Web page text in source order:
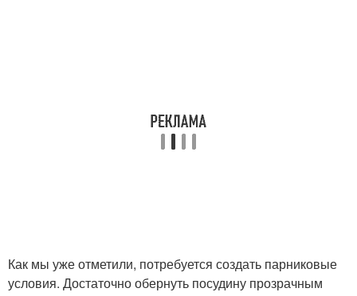
Как мы уже отметили, потребуется создать парниковые
условия. Достаточно обернуть посудину прозрачным